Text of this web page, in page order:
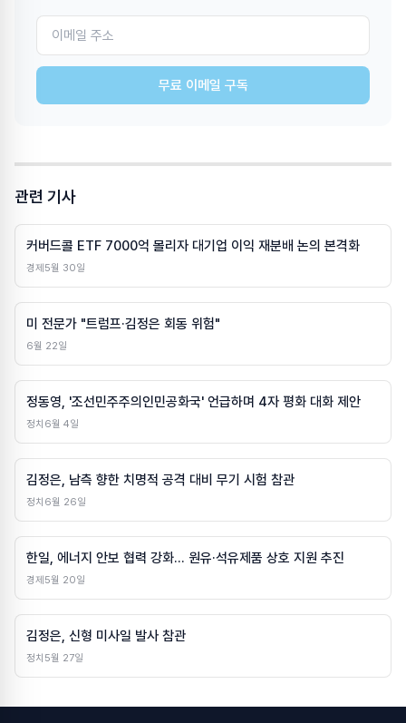
무료 이메일 구독
관련 기사
커버드콜 ETF 7000억 몰리자 대기업 이익 재분배 논의 본격화
경제5월 30일
미 전문가 "트럼프·김정은 회동 위험"
6월 22일
정동영, '조선민주주의인민공화국' 언급하며 4자 평화 대화 제안
정치 6월 4일
김정은, 남측 향한 치명적 공격 대비 무기 시험 참관
정치 6월 26일
한일, 에너지 안보 협력 강화… 원유·석유제품 상호 지원 추진
경제5월 20일
김정은, 신형 미사일 발사 참관
정치 5월 27일